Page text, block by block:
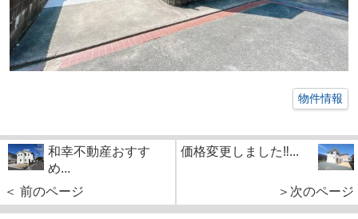
物件情報
和幸不動産おすす
め...
＜ 前のページ
価格変更しました‼...
＞次のページ